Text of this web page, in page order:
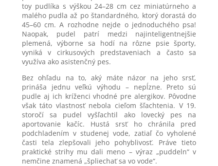
toy pudlíka s výškou 24–28 cm cez miniatúrneho a
malého pudla až po štandardného, ktorý dorastá do
45–60 cm. A rozhodne nejde o jednoduchého psa!
Naopak, pudel patrí medzi najinteligentnejšie
plemená, výborne sa hodí na rôzne psie športy,
vyniká v cirkusových predstaveniach a často sa
využíva ako asistenčný pes.
Bez ohľadu na to, aký máte názor na jeho srsť,
prináša jednu veľkú výhodu – nepĺzne. Preto sú
pudle aj ich kríženci vhodné pre alergikov. Pôvodne
však táto vlastnosť nebola cieľom šľachtenia. V 19.
storočí sa pudel vyšľachtil ako lovecký pes na
aportovanie kačíc. Hustá srsť ho chránila pred
podchladením v studenej vode, zatiaľ čo vyholené
časti tela zlepšovali jeho pohyblivosť. Práve tieto
praktické strihy mu dali meno – výraz „puddeln“ v
nemčine znamená „špliechať sa vo vode“.